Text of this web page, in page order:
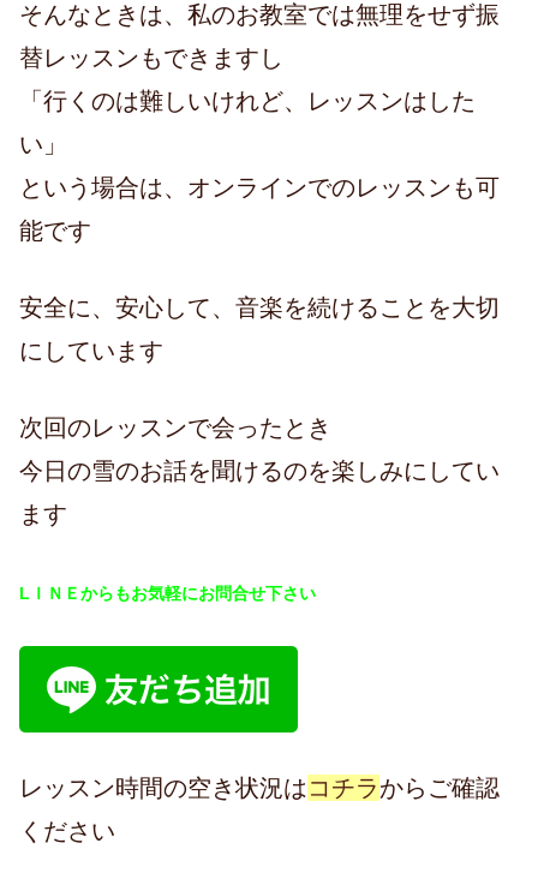
そんなときは、私のお教室では無理をせず振
替レッスンもできますし
「行くのは難しいけれど、レッスンはした
い」
という場合は、オンラインでのレッスンも可
能です
安全に、安心して、音楽を続けることを大切
にしています
次回のレッスンで会ったとき
今日の雪のお話を聞けるのを楽しみにしてい
ます
LＩＮＥからもお気軽にお問合せ下さい
レッスン時間の空き状況は コチラからご確認
ください